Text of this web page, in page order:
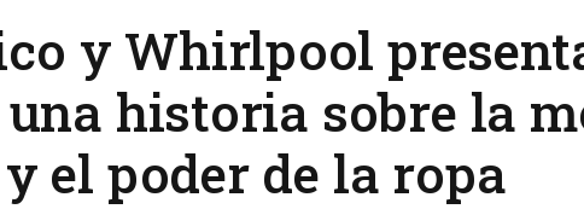
y Whirlpool
una historia sobre la
el poder de la ropa